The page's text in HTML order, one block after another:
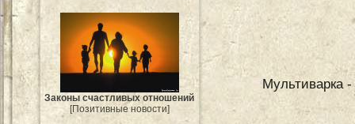
Законы счастливых отношений
[Позитивные новости]
Мультиварка